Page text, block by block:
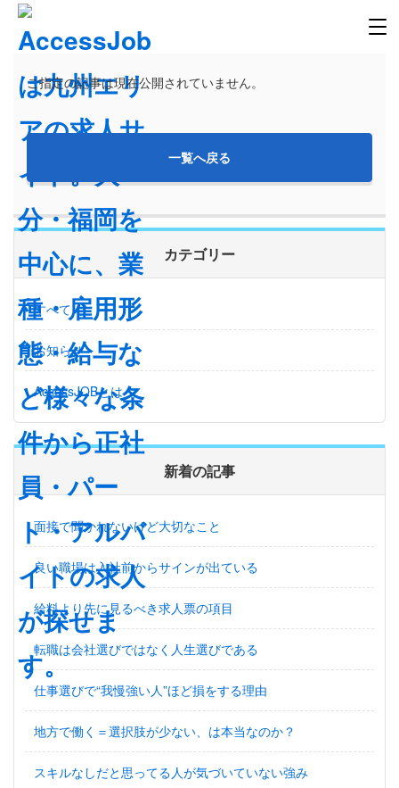
ご指定の記事は現在公開されていません。
一覧へ戻る
カテゴリー
すべて
お知らせ
AccessJOBとは
新着の記事
面接で聞かれないけど大切なこと
良い職場は入社前からサインが出ている
給料より先に見るべき求人票の項目
転職は会社選びではなく人生選びである
仕事選びで“我慢強い人”ほど損をする理由
地方で働く＝選択肢が少ない、は本当なのか？
スキルなしだと思ってる人が気づいていない強み